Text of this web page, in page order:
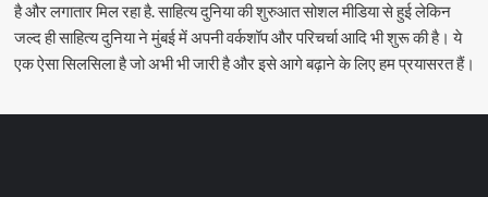
है और लगातार मिल रहा है. साहित्य दुनिया की शुरुआत सोशल मीडिया से हुई लेकिन
जल्द ही साहित्य दुनिया ने मुंबई में अपनी वर्कशॉप और परिचर्चा आदि भी शुरू की है। ये
एक ऐसा सिलसिला है जो अभी भी जारी है और इसे आगे बढ़ाने के लिए हम प्रयासरत हैं।